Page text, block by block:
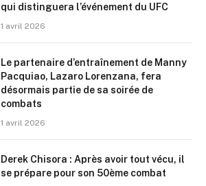
qui distinguera l’événement du UFC
1 avril 2026
Le partenaire d’entraînement de Manny
Pacquiao, Lazaro Lorenzana, fera
désormais partie de sa soirée de
combats
1 avril 2026
Derek Chisora : Après avoir tout vécu, il
se prépare pour son 50ème combat